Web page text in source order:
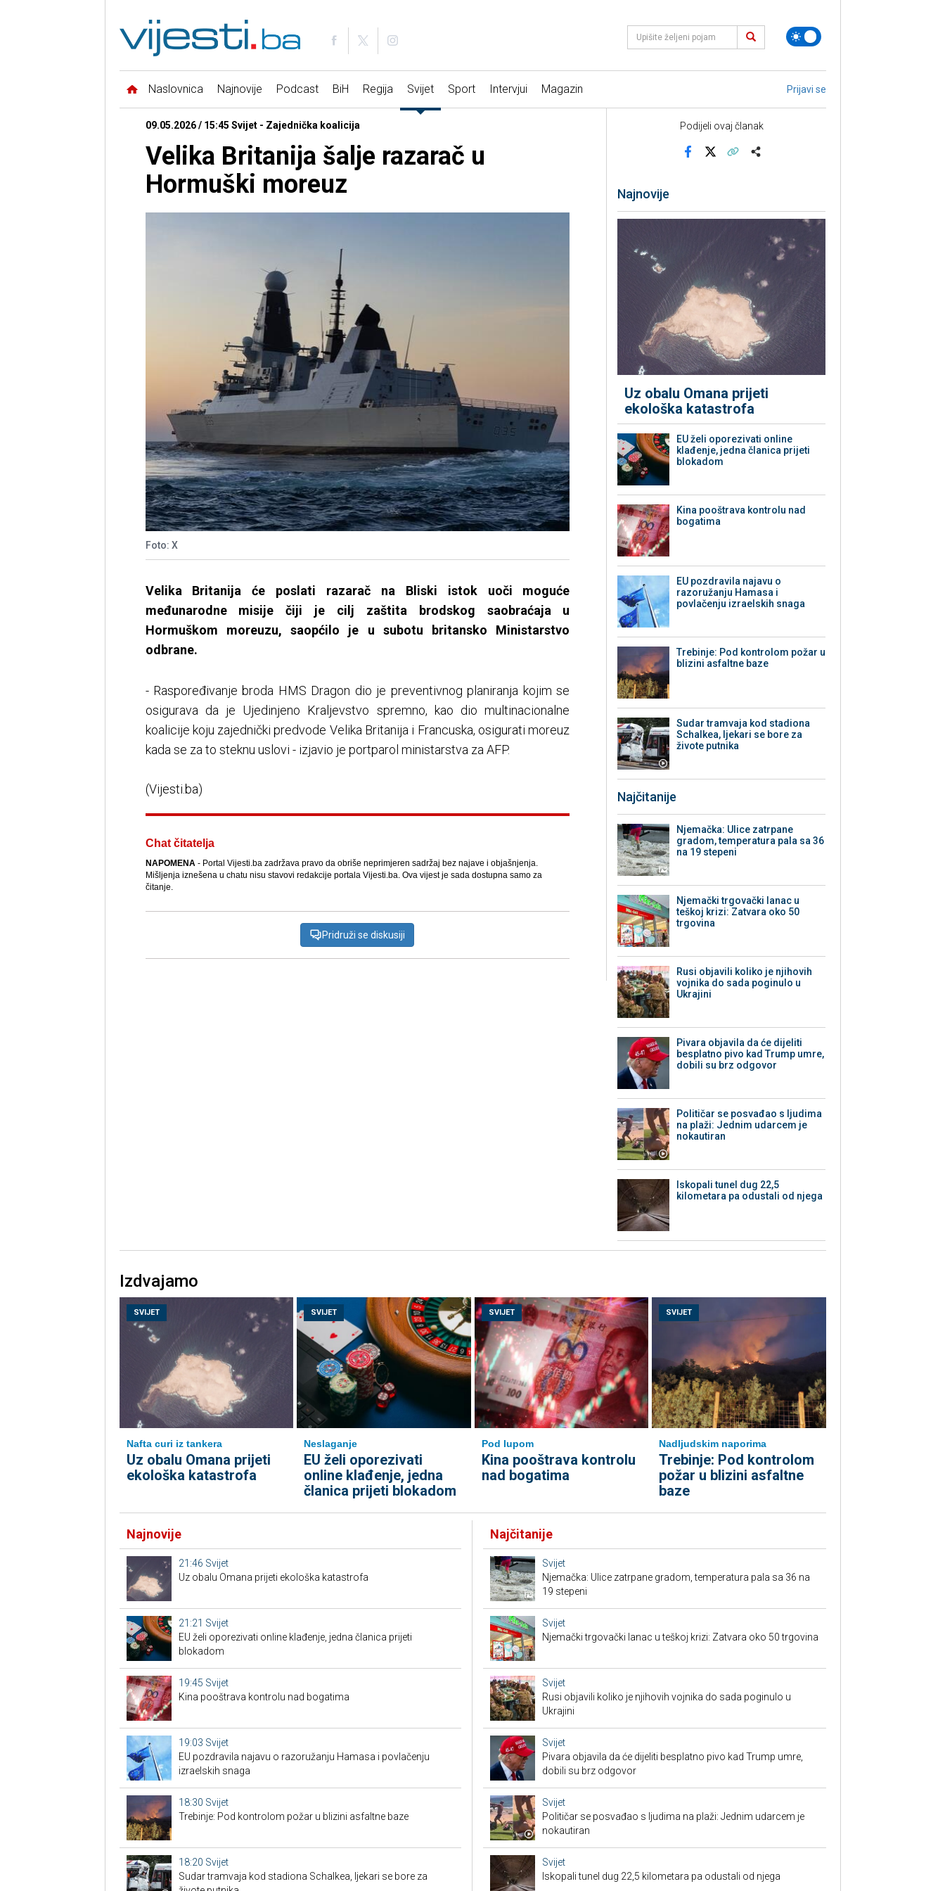
Naslovnica Najnovije Podcast BiH Regija Svijet Sport Intervjui Magazin Prijavi se
09.05.2026 / 15:45 Svijet - Zajednička koalicija
Velika Britanija šalje razarač u
Hormuški moreuz
Foto: X
Velika Britanija će poslati razarač na Bliski istok uoči moguće
međunarodne misije čiji je cilj zaštita brodskog saobraćaja u
Hormuškom moreuzu, saopćilo je u subotu britansko Ministarstvo
odbrane.
- Raspoređivanje broda HMS Dragon dio je preventivnog planiranja kojim se
osigurava da je Ujedinjeno Kraljevstvo spremno, kao dio multinacionalne
koalicije koju zajednički predvode Velika Britanija i Francuska, osigurati moreuz
kada se za to steknu uslovi - izjavio je portparol ministarstva za AFP.
(Vijesti.ba)
Chat čitatelja
NAPOMENA- Portal Vijesti.ba zadržava pravo da obriše neprimjeren sadržaj bez najave i objašnjenja.
Mišljenja iznešena u chatu nisu stavovi redakcije portala Vijesti.ba. Ova vijest je sada dostupna samo za
čitanje.
Pridruži se diskusiji
Podijeli ovaj članak
Najnovije
Uz obalu Omana prijeti
ekološka katastrofa
EU želi oporezivati online
klađenje, jedna članica prijeti
blokadom
Kina pooštrava kontrolu nad
bogatima
EU pozdravila najavu o
razoružanju Hamasa i
povlačenju izraelskih snaga
Trebinje: Pod kontrolom požar u
blizini asfaltne baze
Sudar tramvaja kod stadiona
Schalkea, ljekari se bore za
živote putnika
Najčitanije
Njemačka: Ulice zatrpane
gradom, temperatura pala sa 36
na 19 stepeni
Njemački trgovački lanac u
teškoj krizi: Zatvara oko 50
trgovina
Rusi objavili koliko je njihovih
vojnika do sada poginulo u
Ukrajini
Pivara objavila da će dijeliti
besplatno pivo kad Trump umre,
dobili su brz odgovor
Političar se posvađao s ljudima
na plaži: Jednim udarcem je
nokautiran
Iskopali tunel dug 22,5
kilometara pa odustali od njega
Izdvajamo
SVIJET
Nafta curi iz tankera
Uz obalu Omana prijeti
ekološka katastrofa
SVIJET
Neslaganje
EU želi oporezivati
online klađenje, jedna
članica prijeti blokadom
SVIJET
Pod lupom
Kina pooštrava kontrolu
nad bogatima
SVIJET
Nadljudskim naporima
Trebinje: Pod kontrolom
požar u blizini asfaltne
baze
Najnovije
21:46 Svijet
Uz obalu Omana prijeti ekološka katastrofa
21:21 Svijet
EU želi oporezivati online klađenje, jedna članica prijeti
blokadom
19:45 Svijet
Kina pooštrava kontrolu nad bogatima
19:03 Svijet
EU pozdravila najavu o razoružanju Hamasa i povlačenju
izraelskih snaga
18:30 Svijet
Trebinje: Pod kontrolom požar u blizini asfaltne baze
18:20 Svijet
Sudar tramvaja kod stadiona Schalkea, ljekari se bore za
Najčitanije
Svijet
Njemačka: Ulice zatrpane gradom, temperatura pala sa 36 na
19 stepeni
Svijet
Njemački trgovački lanac u teškoj krizi: Zatvara oko 50 trgovina
Svijet
Rusi objavili koliko je njihovih vojnika do sada poginulo u
Ukrajini
Svijet
Pivara objavila da će dijeliti besplatno pivo kad Trump umre,
dobili su brz odgovor
Svijet
Političar se posvađao s ljudima na plaži: Jednim udarcem je
nokautiran
Svijet
Iskopali tunel dug 22,5 kilometara pa odustali od njega